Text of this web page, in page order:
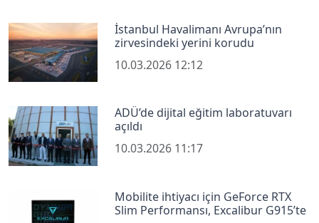
İstanbul Havalimanı Avrupa’nın
zirvesindeki yerini korudu
10.03.2026 12:12
ADÜ’de dijital eğitim laboratuvarı
açıldı
10.03.2026 11:17
Mobilite ihtiyacı için GeForce RTX
Slim Performansı, Excalibur G915’te